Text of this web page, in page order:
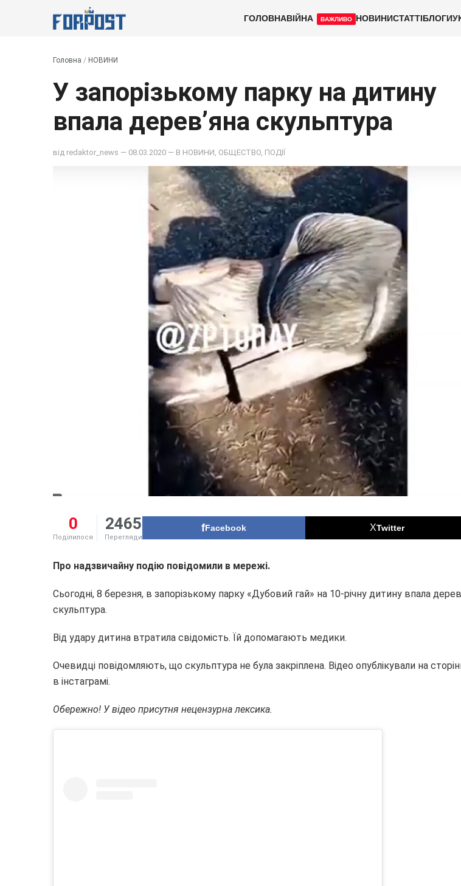
ГОЛОВНАВІЙНА ВАЖЛИВО НОВИНИСТАТТІБЛОГИ
Головна / НОВИНИ
У запорізькому парку на дитину
впала дерев’яна скульптура
від redaktor_news — 08.03.2020 — В НОВИНИ ОБЩЕСТВО ПОДІЇ
0
Поділилося
2465
Перегляди
Facebook Twitter
Про надзвичайну подію повідомили в мережі.
Сьогодні, 8 березня, в запорізькому парку «Дубовий гай» на 10-річну дитину впала
скульптура.
Від удару дитина втратила свідомість. Їй допомагають медики.
Очевидці повідомляють, що скульптура не була закріплена. Відео опублікували на
в інстаграмі.
Обережно! У відео присутня нецензурна лексика.